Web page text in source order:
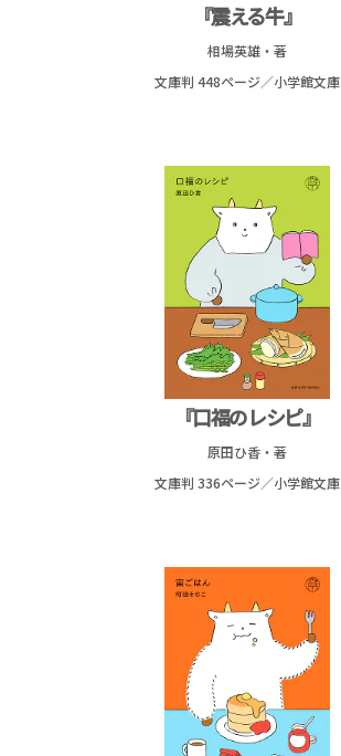
『震える牛』
相場英雄・著
文庫判 448ページ／小学館文庫
『口福のレシピ』
原田ひ香・著
文庫判 336ページ／小学館文庫